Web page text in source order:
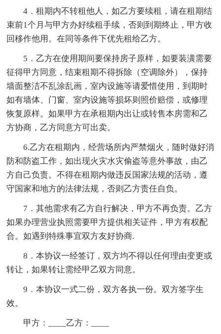
4．租期内不转租他人，如乙方要续租，请在租期结
束前1个月与甲方办好续租手续，否则到期终止，甲方收
回移作他用。在同等条件下优先租给乙方。
5．乙方在使用期间要保持房子原样，如要装潢需要
征得甲方同意，结束租期不得拆除（空调除外），保持
墙面整洁不乱涂乱画，室内设施等请爱惜使用，到期时
如有墙体、门窗、室内设施等损坏则照价赔偿，或修理
恢复原样。如果甲方在承租期内出让或转售本房需和乙
方协商，乙方同意方可出卖。
6.乙方在租期内，经营场所内严禁烟火，随时做好消
防和防盗工作，如出现火灾水灾偷盗等意外事故，由乙
方自己负责。不得在租期内做违反国家法规的活动，遵
守国家和地方的法律法规，否则乙方责任自负。
7．其他需求有乙方自行解决，甲方不再负责。乙方
如果办理营业执照需要甲方提供相关证件，甲方有权配
合。如遇到特殊事宜双方友好协商.
8．本协议一经签订，双方均不得以任何理由变更或
转让，如果转让需经甲乙双方同意。
9．本协议一式二份，双方各执一份。双方签字生
效。
甲方：____乙方：____